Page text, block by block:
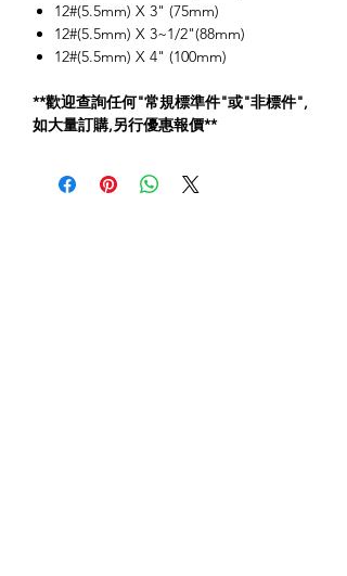
12#(5.5mm) X 3" (75mm)
12#(5.5mm) X 3~1/2"(88mm)
12#(5.5mm) X 4" (100mm)
**歡迎查詢任何"常規標準件"或"非標件",
如大量訂購,另行優惠報價**